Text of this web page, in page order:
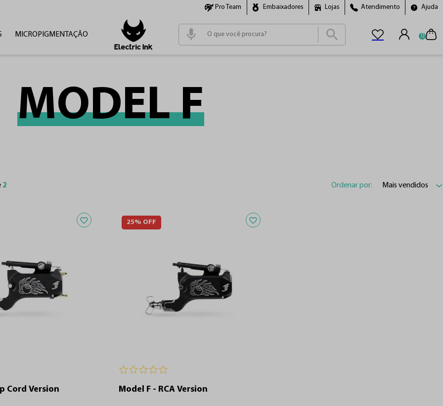
Pro Team Embaixadores Lojas Atendimento Ajuda
MICROPIGMENTAÇÃO
3º
4
0
MODEL F
2 Ordenar por: Mais vendidos
Adicionar aos favoritos
Cord Version
25% OFF
Adicionar aos favoritos
Model F - RCA Version